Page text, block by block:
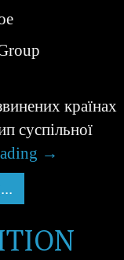
країнах
суспільної
→